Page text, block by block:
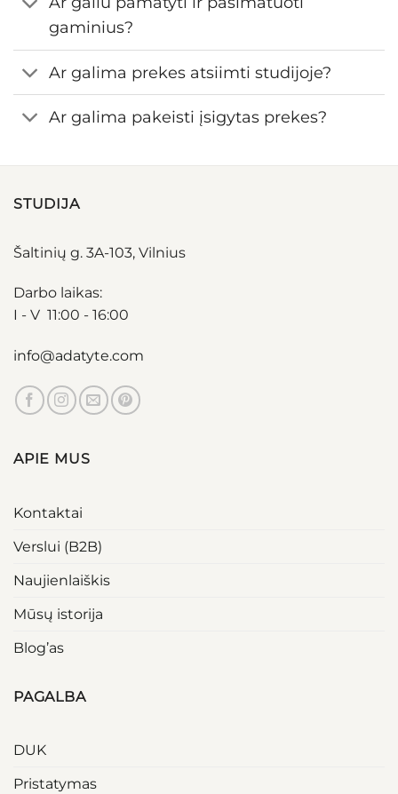
gaminius?
Ar galima prekes atsiimti studijoje?
Ar galima pakeisti įsigytas prekes?
STUDIJA
Šaltinių g. 3A-103, Vilnius
Darbo laikas:
I - V 11:00 - 16:00
info@adatyte.com
APIE MUS
Kontaktai
Verslui (B2B)
Naujienlaiškis
Mūsų istorija
Blog’as
PAGALBA
DUK
Pristatymas